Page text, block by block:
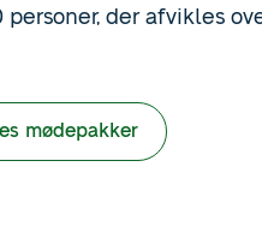
der afvikles
mødepakker